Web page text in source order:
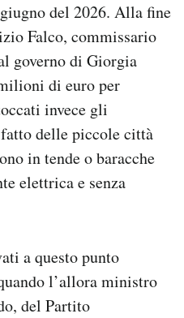
del 2026. Alla fine
Falco, commissario
governo di Giorgia
di euro per
invece gli
delle piccole città
in tende o baracche
elettrica e senza
a questo punto
l’allora ministro
del Partito